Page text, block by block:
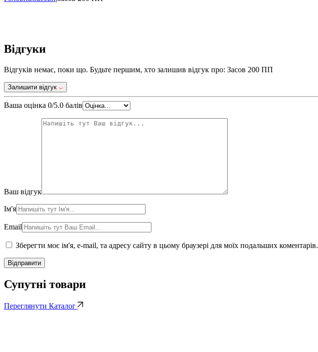
Відгуки
Відгуків немає, поки що. Будьте першим, хто залишив відгук про: Засов 200 ПП
Залишити відгук
Ваша оцінка 0/5.0 балів
Ваш відгук
Ім'я
Email
Зберегти моє ім'я, e-mail, та адресу сайту в цьому браузері для моїх подальших коментарів.
Супутні товари
Переглянути Каталог